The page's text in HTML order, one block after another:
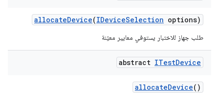
allocateDevice(IDeviceSelection options)
طلب جهاز للاختبار يستوفي معايير معيّنة
abstract ITestDevice
allocateDevice()